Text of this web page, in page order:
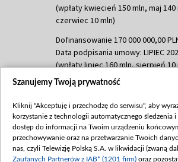
(wpłaty kwiecień 150 mln, maj 140
czerwiec 10 mln)
Dofinansowanie 170 000 000,00
Data podpisania umowy: LIPIEC
(wpłaty lipiec 160 mln, sierpień 10
Dofinansowanie 60 000 000,00 PLN
(wpłata wrzesień 60 mln)
Dofinansowanie 635 783 051,21
Data podpisania umowy:
(wpłata wrzesień 100 mln,
Szanujemy Twoją prywatność
Kliknij "Akceptuję i przechodzę do serwisu", aby
korzystanie z technologii automatycznego śledzenia i
dostęp do informacji na Twoim urządzeniu
przechowywanie oraz na przetwarzanie Twoich
nas, czyli Telewizję Polską S.A. w likwidacji (zwaną
Zaufanych Partnerów z IAB* (1201 firm) oraz